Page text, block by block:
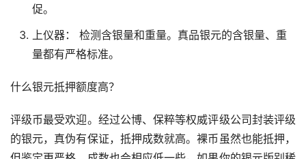
促。
上仪器： 检测含银量和重量。真品银元的含银量、重
量都有严格标准。
什么银元抵押额度高？
评级币最受欢迎。经过公博、保粹等权威评级公司封装评级
的银元，真伪有保证，抵押成数就高。裸币虽然也能抵押，